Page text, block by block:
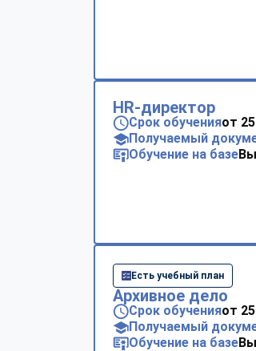
HR-директор
Срок обученияот
Получаемый
Обучение на базе
Есть учебный план
Архивное дело
Срок обученияот
Получаемый
Обучение на базе